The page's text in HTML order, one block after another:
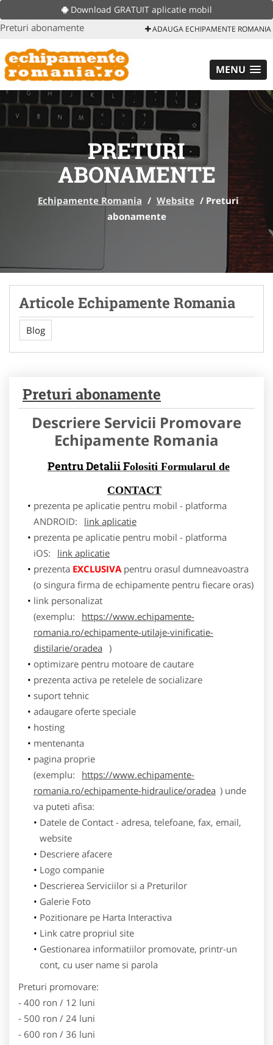
Download GRATUIT aplicatie mobil
Preturi abonamente ADAUGA ECHIPAMENTE ROMANIA
MENU
PRETURI
ABONAMENTE
Echipamente Romania / Website / Preturi
abonamente
Articole Echipamente Romania
Blog
Preturi abonamente
Descriere Servicii Promovare
Echipamente Romania
Pentru Detalii Folositi Formularul de
CONTACT
prezenta pe aplicatie pentru mobil - platforma
ANDROID:
link aplicatie
prezenta pe aplicatie pentru mobil - platforma
iOS:
link aplicatie
prezenta EXCLUSIVApentru orasul dumneavoastra
(o singura firma de echipamente pentru fiecare oras)
link personalizat
(exemplu:
https://www.echipamente-
romania.ro/echipamente-utilaje-vinificatie-
distilarie/oradea )
optimizare pentru motoare de cautare
prezenta activa pe retelele de socializare
suport tehnic
adaugare oferte speciale
hosting
mentenanta
pagina proprie
(exemplu:
https://www.echipamente-
romania.ro/echipamente-hidraulice/oradea ) unde
va puteti afisa:
Datele de Contact - adresa, telefoane, fax, email,
website
Descriere afacere
Logo companie
Descrierea Serviciilor si a Preturilor
Galerie Foto
Pozitionare pe Harta Interactiva
Link catre propriul site
Gestionarea informatiilor promovate, printr-un
cont, cu user name si parola
Preturi promovare:
- 400 ron / 12 luni
- 500 ron / 24 luni
- 600 ron / 36 luni